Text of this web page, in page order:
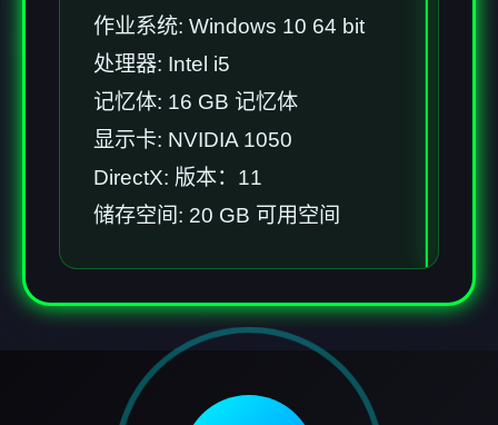
作业系统: Windows 10 64 bit
处理器: Intel i5
记忆体: 16 GB 记忆体
显示卡: NVIDIA 1050
DirectX: 版本：11
储存空间: 20 GB 可用空间